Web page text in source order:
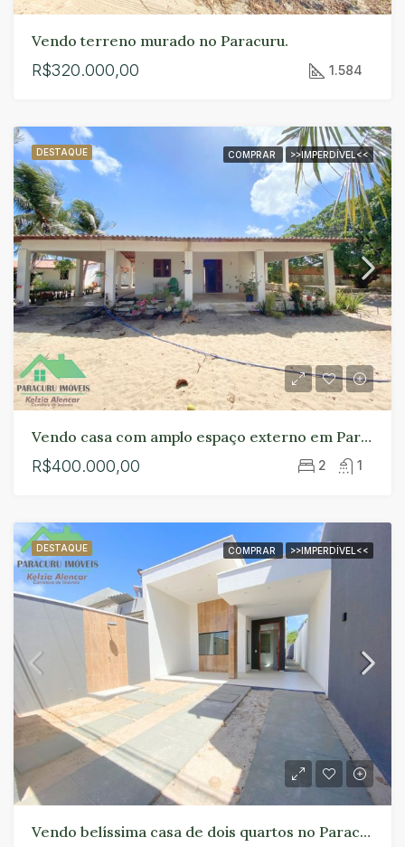
Vendo terreno murado no Paracuru.
R$320.000,00 1.584
DESTAQUE COMPRAR >>IMPERDÍVEL<<
Vendo casa com amplo espaço externo em Paracuru.
R$400.000,00 2 1
DESTAQUE COMPRAR >>IMPERDÍVEL<<
Vendo belíssima casa de dois quartos no Paracuru